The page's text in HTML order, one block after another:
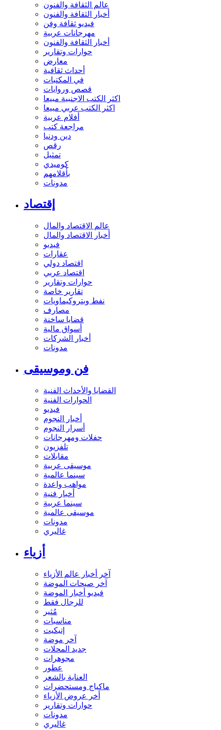
عالم الثقافة والفنون
أخبار الثقافة والفنون
فيديو ثقافة وفن
مهرجانات عربية
أخبار الثقافة والفنون
حوارات وتقارير
معارض
أحداث ثقافية
في المكتبات
قصص وروايات
اكثر الكتب الاجنبية مبيعا
اكثر الكتب عربي مبيعا
أفلام عربية
مراجعة كتب
دين ودنيا
رقص
تمثيل
كوميدي
بأقلامهم
مدونات
إقتصاد
عالم الاقتصاد والمال
أخبار الاقتصاد والمال
فيديو
عقارات
اقتصاد دولي
اقتصاد عربي
حوارات وتقارير
تقارير خاصة
نفط وبتروكيماويات
مصارف
قضايا ساخنة
أسواق مالية
أخبار الشركات
مدونات
فن وموسيقى
القضايا والأحداث الفنية
الحوارات الفنية
فيديو
أخبار النجوم
أسرار النجوم
حفلات ومهرجانات
تلفزيون
مقابلات
موسيقى عربية
سينما عالمية
مواهب واعدة
أخبار فنية
سينما عربية
موسيقى عالمية
مدونات
غاليري
أزياء
آخر أخبار عالم الأزياء
آخر صيحات الموضة
فيديو أخبار الموضة
للرجال فقط
مُثير
مناسبات
إتيكيت
آخر موضة
جديد المحلات
مجوهرات
عطور
العناية بالشعر
ماكياج ومستحضرات
أخر عروض الأزياء
حوارات وتقارير
مدونات
غاليري